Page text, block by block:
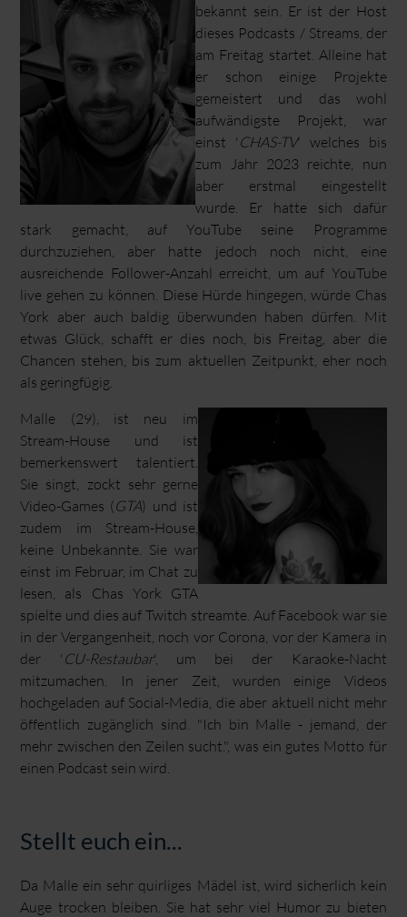
bekannt sein. Er ist der Host
dieses Podcasts / Streams, der
am Freitag startet. Alleine hat
er schon einige Projekte
gemeistert und das wohl
aufwändigste Projekt, war
einst ' CHAS-TV' welches bis
zum Jahr 2023 reichte, nun
aber erstmal eingestellt
wurde. Er hatte sich dafür
stark gemacht, auf YouTube seine Programme
durchzuziehen, aber hatte jedoch noch nicht, eine
ausreichende Follower-Anzahl erreicht, um auf YouTube
live gehen zu können. Diese Hürde hingegen, würde Chas
York aber auch baldig überwunden haben dürfen. Mit
etwas Glück, schafft er dies noch, bis Freitag, aber die
Chancen stehen, bis zum aktuellen Zeitpunkt, eher noch
als geringfügig.
Malle (29), ist neu im
Stream-House und ist
bemerkenswert talentiert.
Sie singt, zockt sehr gerne
Video-Games (GTA) und ist
zudem im Stream-House,
keine Unbekannte. Sie war
einst im Februar, im Chat zu
lesen, als Chas York GTA
spielte und dies auf Twitch streamte. Auf Facebook war sie
in der Vergangenheit, noch vor Corona, vor der Kamera in
der ' CU-Restaubar', um bei der Karaoke-Nacht
mitzumachen. In jener Zeit, wurden einige Videos
hochgeladen auf Social-Media, die aber aktuell nicht mehr
öffentlich zugänglich sind. "Ich bin Malle - jemand, der
mehr zwischen den Zeilen sucht.", was ein gutes Motto für
einen Podcast sein wird.
Stellt euch ein...
Da Malle ein sehr quirliges Mädel ist, wird sicherlich kein
Auge trocken bleiben. Sie hat sehr viel Humor zu bieten